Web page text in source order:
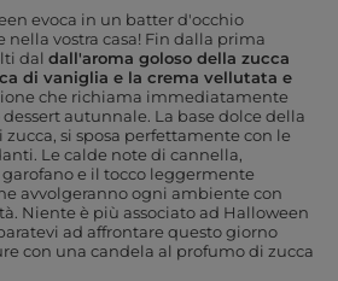
evoca in un batter d'occhio
vostra casa! Fin dalla prima
dal dall'aroma goloso della zucca
di vaniglia e la crema vellutata e
che richiama immediatamente
autunnale. La base dolce della
si sposa perfettamente con le
Le calde note di cannella,
e il tocco leggermente
avvolgeranno ogni ambiente con
Niente è più associato ad Halloween
ad affrontare questo giorno
con una candela al profumo di zucca